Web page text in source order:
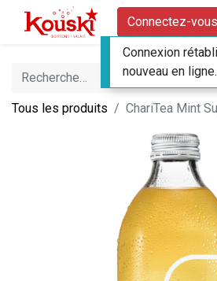
Connectez-vous
Tous les produits ChariTea Mint
Connexion
nouveau en ligne.